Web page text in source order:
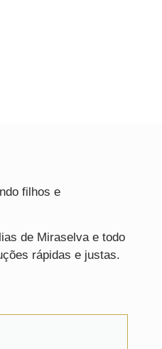
filhos e
de Miraselva e todo
rápidas e justas.